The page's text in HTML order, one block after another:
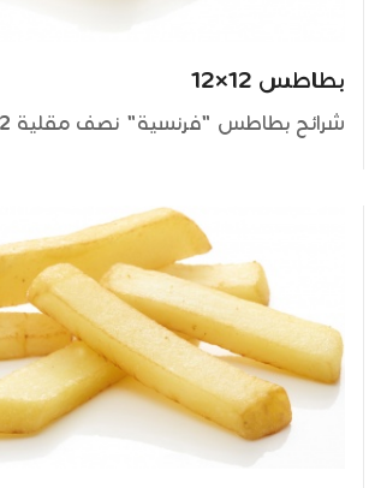
بطاطس 12×12
شرائح بطاطس "فرنسية" نصف مقلية 12*12مم